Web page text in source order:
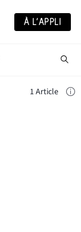
À L’APPLI
1 Article